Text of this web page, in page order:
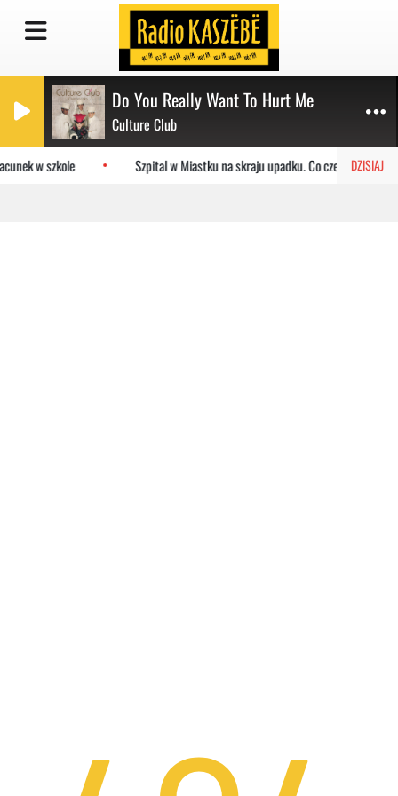
Do You Really Want To Hurt Me
Culture Club
DZISIAJ
w szkole Szpital w Miastku na skraju upadku. Co czeka placówkę?